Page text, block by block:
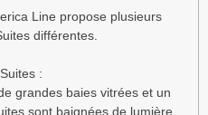
Line propose plusieurs
différentes.
:
grandes baies vitrées et un
sont baignées de lumière.